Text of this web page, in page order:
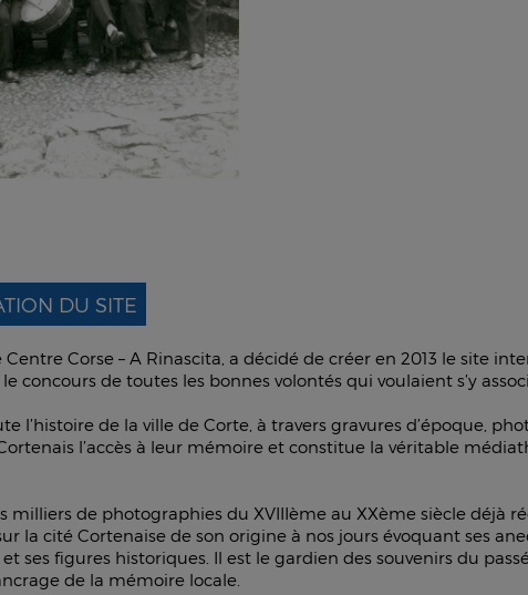
DU SITE
Centre Corse – A Rinascita, a décidé de créer en 2013 le site
le concours de toutes les bonnes volontés qui voulaient s’y
l’histoire de la ville de Corte, à travers gravures d’époque,
l’accès à leur mémoire et constitue la véritable
milliers de photographies du XVIIIème au XXème siècle déjà
la cité Cortenaise de son origine à nos jours évoquant ses
ses figures historiques. Il est le gardien des souvenirs du
de la mémoire locale.